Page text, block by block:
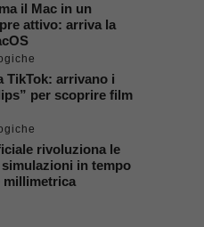
il Mac in un
attivo: arriva la
TikTok: arrivano i
per scoprire film
rivoluziona le
in tempo
millimetrica